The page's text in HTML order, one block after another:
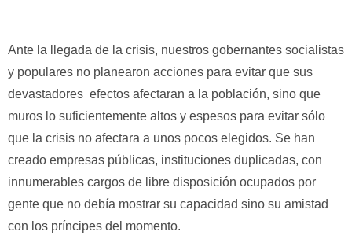
Ante la llegada de la crisis, nuestros gobernantes socialistas
y populares no planearon acciones para evitar que sus
devastadores efectos afectaran a la población, sino que
muros lo suficientemente altos y espesos para evitar sólo
que la crisis no afectara a unos pocos elegidos. Se han
creado empresas públicas, instituciones duplicadas, con
innumerables cargos de libre disposición ocupados por
gente que no debía mostrar su capacidad sino su amistad
con los príncipes del momento.